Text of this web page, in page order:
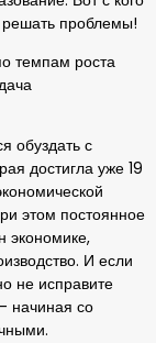
проблемы!
темпам роста
обуздать с
достигла уже 19
этом постоянное
экономике,
И если
не исправите
начиная со